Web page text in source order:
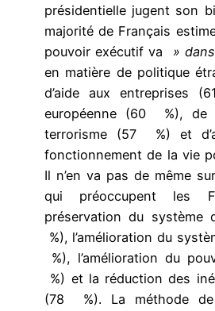
présidentielle jugent son
majorité de Français
pouvoir exécutif va
»
en matière de politique
d’aide aux entreprises
européenne (60 %), de
terrorisme (57 %) et
fonctionnement de la vie
Il n’en va pas de même
qui préoccupent les
préservation du système
%), l’amélioration du
%), l’amélioration du
%) et la réduction des
(78 %). La méthode de